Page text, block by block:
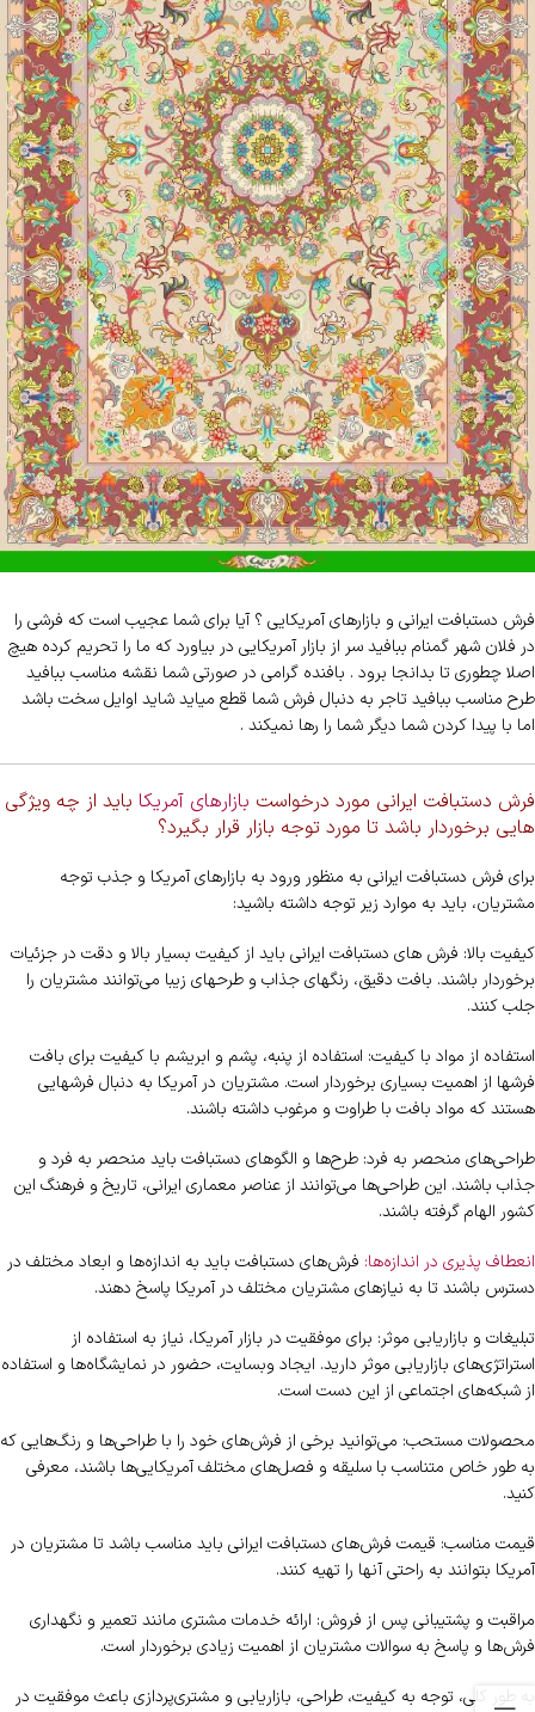
فرش دستبافت ایرانی و بازارهای آمریکایی ؟ آیا برای شما عجیب است که فرشی را
در فلان شهر گمنام ببافید سر از بازار آمریکایی در بیاورد که ما را تحریم کرده هیچ
اصلا چطوری تا بدانجا برود . بافنده گرامی در صورتی شما نقشه مناسب ببافید
طرح مناسب ببافید تاجر به دنبال فرش شما قطع میاید شاید اوایل سخت باشد
اما با پیدا کردن شما دیگر شما را رها نمیکند .
فرش دستبافت ایرانی مورد درخواست بازارهای آمریکا باید از چه ویژگی
هایی برخوردار باشد تا مورد توجه بازار قرار بگیرد؟
برای فرش دستبافت ایرانی به منظور ورود به بازارهای آمریکا و جذب توجه
مشتریان، باید به موارد زیر توجه داشته باشید:
کیفیت بالا: فرش های دستبافت ایرانی باید از کیفیت بسیار بالا و دقت در جزئیات
برخوردار باشند. بافت دقیق، رنگهای جذاب و طرحهای زیبا می‌توانند مشتریان را
جلب کنند.
استفاده از مواد با کیفیت: استفاده از پنبه، پشم و ابریشم با کیفیت برای بافت
فرشها از اهمیت بسیاری برخوردار است. مشتریان در آمریکا به دنبال فرشهایی
هستند که مواد بافت با طراوت و مرغوب داشته باشند.
طراحی‌های منحصر به فرد: طرح‌ها و الگوهای دستبافت باید منحصر به فرد و
جذاب باشند. این طراحی‌ها می‌توانند از عناصر معماری ایرانی، تاریخ و فرهنگ این
کشور الهام گرفته باشند.
انعطاف پذیری در اندازه‌ها: فرش‌های دستبافت باید به اندازه‌ها و ابعاد مختلف در
دسترس باشند تا به نیازهای مشتریان مختلف در آمریکا پاسخ دهند.
تبلیغات و بازاریابی موثر: برای موفقیت در بازار آمریکا، نیاز به استفاده از
استراتژی‌های بازاریابی موثر دارید. ایجاد وبسایت، حضور در نمایشگاه‌ها و استفاده
از شبکه‌های اجتماعی از این دست است.
محصولات مستحب: می‌توانید برخی از فرش‌های خود را با طراحی‌ها و رنگ‌هایی که
به طور خاص متناسب با سلیقه و فصل‌های مختلف آمریکایی‌ها باشند، معرفی
کنید.
قیمت مناسب: قیمت فرش‌های دستبافت ایرانی باید مناسب باشد تا مشتریان در
آمریکا بتوانند به راحتی آنها را تهیه کنند.
مراقبت و پشتیبانی پس از فروش: ارائه خدمات مشتری مانند تعمیر و نگهداری
فرش‌ها و پاسخ به سوالات مشتریان از اهمیت زیادی برخوردار است.
به طور کلی، توجه به کیفیت، طراحی، بازاریابی و مشتری‌پردازی باعث موفقیت در